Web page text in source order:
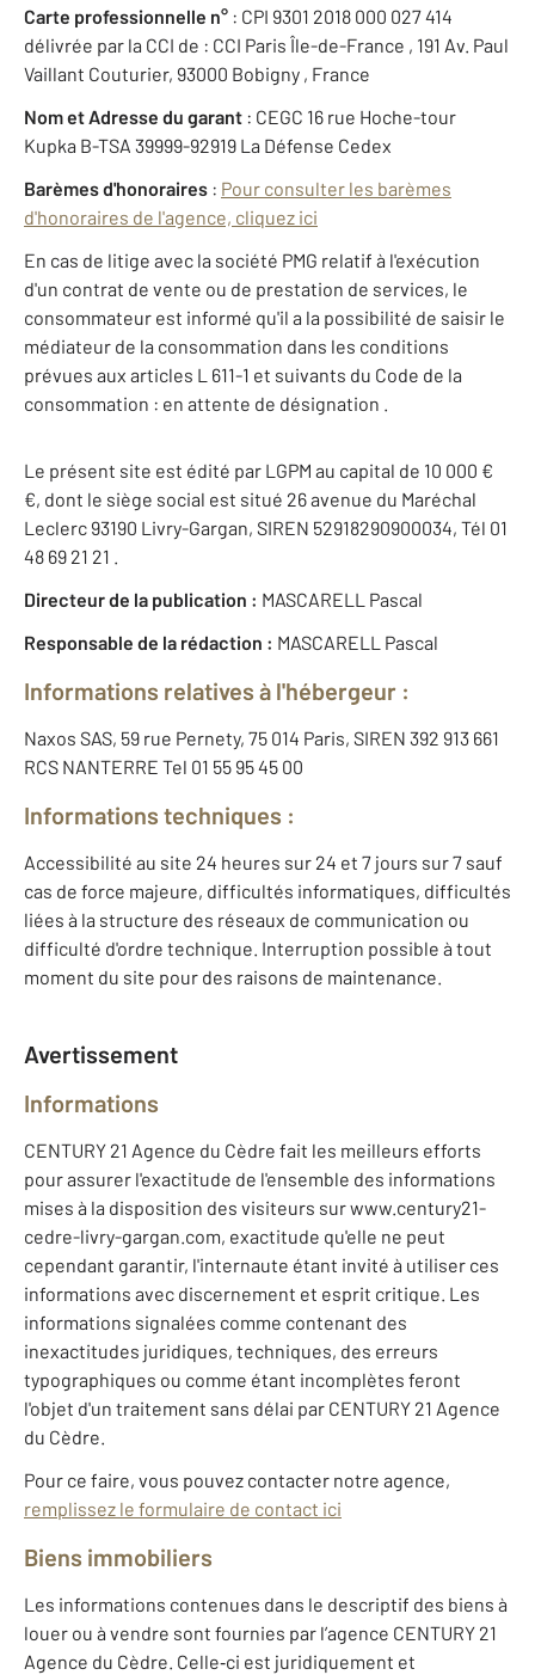
Carte professionnelle n° : CPI 9301 2018 000 027 414
délivrée par la CCI de : CCI Paris Île-de-France , 191 Av. Paul
Vaillant Couturier, 93000 Bobigny , France
Nom et Adresse du garant : CEGC 16 rue Hoche-tour
Kupka B-TSA 39999-92919 La Défense Cedex
Barèmes d'honoraires : Pour consulter les barèmes
d'honoraires de l'agence, cliquez ici
En cas de litige avec la société PMG relatif à l'exécution
d'un contrat de vente ou de prestation de services, le
consommateur est informé qu'il a la possibilité de saisir le
médiateur de la consommation dans les conditions
prévues aux articles L 611-1 et suivants du Code de la
consommation : en attente de désignation .
Le présent site est édité par LGPM au capital de 10 000 €
€, dont le siège social est situé 26 avenue du Maréchal
Leclerc 93190 Livry-Gargan, SIREN 52918290900034, Tél 01
48 69 21 21 .
Directeur de la publication : MASCARELL Pascal
Responsable de la rédaction : MASCARELL Pascal
Informations relatives à l'hébergeur :
Naxos SAS, 59 rue Pernety, 75 014 Paris, SIREN 392 913 661
RCS NANTERRE Tel 01 55 95 45 00
Informations techniques :
Accessibilité au site 24 heures sur 24 et 7 jours sur 7 sauf
cas de force majeure, difficultés informatiques, difficultés
liées à la structure des réseaux de communication ou
difficulté d'ordre technique. Interruption possible à tout
moment du site pour des raisons de maintenance.
Avertissement
Informations
CENTURY 21 Agence du Cèdre fait les meilleurs efforts
pour assurer l'exactitude de l'ensemble des informations
mises à la disposition des visiteurs sur www.century21-
cedre-livry-gargan.com, exactitude qu'elle ne peut
cependant garantir, l'internaute étant invité à utiliser ces
informations avec discernement et esprit critique. Les
informations signalées comme contenant des
inexactitudes juridiques, techniques, des erreurs
typographiques ou comme étant incomplètes feront
l'objet d'un traitement sans délai par CENTURY 21 Agence
du Cèdre.
Pour ce faire, vous pouvez contacter notre agence,
remplissez le formulaire de contact ici
Biens immobiliers
Les informations contenues dans le descriptif des biens à
louer ou à vendre sont fournies par l’agence CENTURY 21
Agence du Cèdre. Celle‐ci est juridiquement et